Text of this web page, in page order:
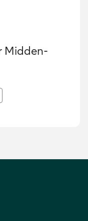
Midden-